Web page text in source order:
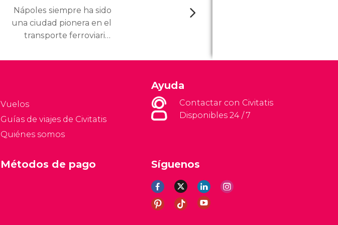
Nápoles siempre ha sido
una ciudad pionera en el
transporte ferroviario,
metro en 1903, cuenta
del Arte".
Vuelos
Guías de viajes de Civitatis
Quiénes somos
Ayuda
Contactar con Civitatis
Disponibles 24 / 7
Síguenos
Métodos de pago